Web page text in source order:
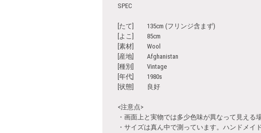
SPEC
[たて] 135cm (フリンジ含まず)
[よこ] 85cm
[素材] Wool
[産地] Afghanistan
[種別] Vintage
[年代] 1980s
[状態] 良好
<注意点>
・画面上と実物では多少色味が異なって見える
・サイズは真ん中で測っています。ハンドメイ